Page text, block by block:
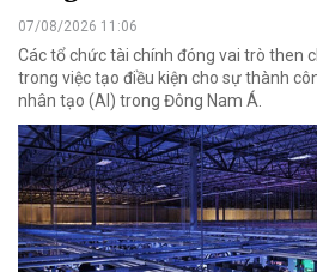
07/08/2026 11:06
Các tổ chức tài chính đóng vai trò then
trong việc tạo điều kiện cho sự thành
nhân tạo (AI) trong Đông Nam Á.